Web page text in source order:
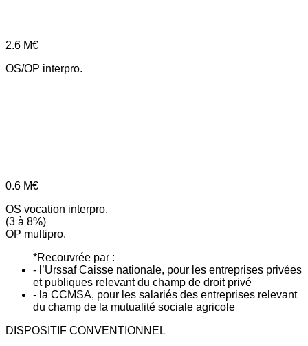
2.6 M€
OS/OP interpro.
0.6 M€
OS vocation interpro.
(3 à 8%)
OP multipro.
*Recouvrée par :
- l’Urssaf Caisse nationale, pour les entreprises privées
et publiques relevant du champ de droit privé
- la CCMSA, pour les salariés des entreprises relevant
du champ de la mutualité sociale agricole
DISPOSITIF CONVENTIONNEL